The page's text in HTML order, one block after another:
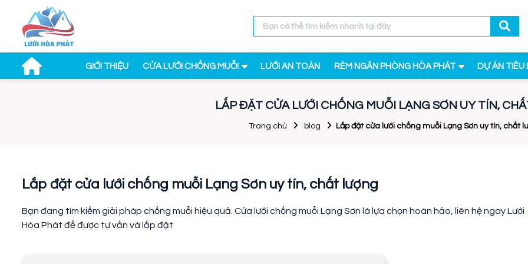
GIỚI THIỆU CỬA LƯỚI CHỐNG MUỖI LƯỚI AN TOÀN RÈM NGĂN PHÒNG HÒA PHÁT DỰ ÁN TIÊU
LẮP ĐẶT CỬA LƯỚI CHỐNG MUỖI LẠNG SƠN UY TÍN,
Trang chủ blog Lắp đặt cửa lưới chống muỗi Lạng Sơn uy tín, chất
Lắp đặt cửa lưới chống muỗi Lạng Sơn uy tín, chất lượng
Bạn đang tìm kiếm giải pháp chống muỗi hiệu quả. Cửa lưới chống muỗi Lạng Sơn là lựa chọn hoàn hảo, liên hệ ngay Lưới
Hòa Phát để được tư vấn và lắp đặt